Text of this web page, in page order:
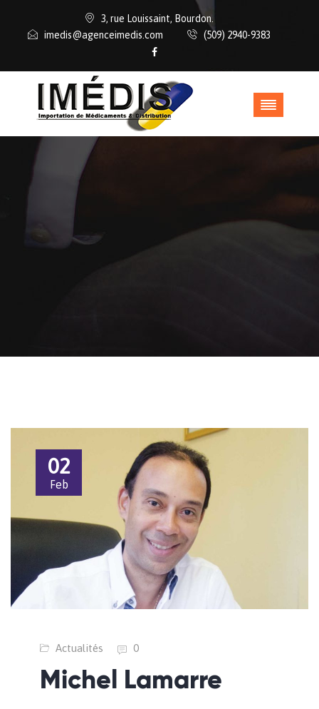
3, rue Louissaint, Bourdon.
imedis@agenceimedis.com
(509) 2940-9383
02
Feb
Actualités 0
Michel Lamarre